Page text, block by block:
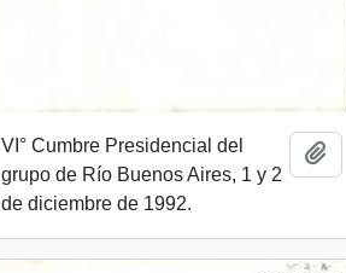
VI° Cumbre Presidencial del
grupo de Río Buenos Aires, 1 y 2
de diciembre de 1992.